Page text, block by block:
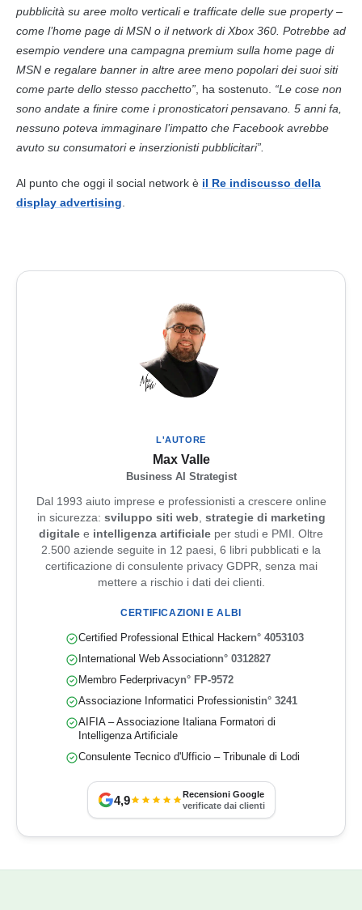
pubblicità su aree molto verticali e trafficate delle sue property –
come l’home page di MSN o il network di Xbox 360. Potrebbe ad
esempio vendere una campagna premium sulla home page di
MSN e regalare banner in altre aree meno popolari dei suoi siti
come parte dello stesso pacchetto” , ha sostenuto. “Le cose non
sono andate a finire come i pronosticatori pensavano. 5 anni fa,
nessuno poteva immaginare l’impatto che Facebook avrebbe
avuto su consumatori e inserzionisti pubblicitari”.
Al punto che oggi il social network è il Re indiscusso della
display advertising
L'AUTORE
Max Valle
Business AI Strategist
Dal 1993 aiuto imprese e professionisti a crescere online
in sicurezza: sviluppo siti web, strategie di marketing
digitale e intelligenza artificiale per studi e PMI. Oltre
2.500 aziende seguite in 12 paesi, 6 libri pubblicati e la
certificazione di consulente privacy GDPR, senza mai
mettere a rischio i dati dei clienti.
CERTIFICAZIONI E ALBI
Certified Professional Ethical Hackern° 4053103
International Web Associationn° 0312827
Membro Federprivacyn° FP-9572
Associazione Informatici Professionistin° 3241
AIFIA – Associazione Italiana Formatori di
Intelligenza Artificiale
Consulente Tecnico d'Ufficio – Tribunale di Lodi
4,9
Recensioni Google
verificate dai clienti